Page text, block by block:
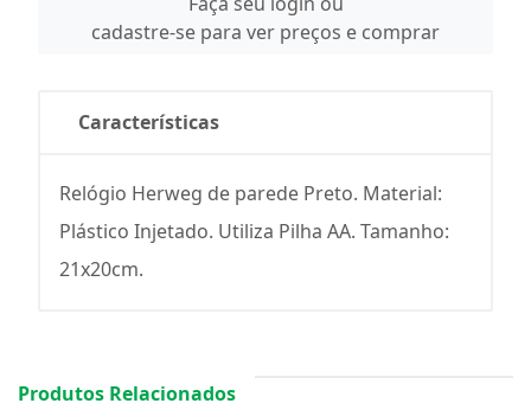
cadastre-se para ver preços e comprar
Características
Relógio Herweg de parede Preto. Material:
Plástico Injetado. Utiliza Pilha AA. Tamanho:
21x20cm.
Produtos Relacionados